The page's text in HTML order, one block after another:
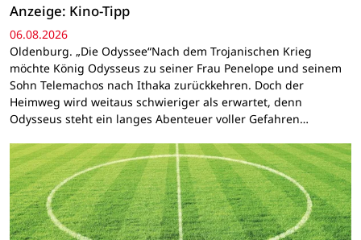
Anzeige: Kino-Tipp
06.08.2026
Oldenburg. „Die Odyssee“Nach dem Trojanischen Krieg
möchte König Odysseus zu seiner Frau Penelope und seinem
Sohn Telemachos nach Ithaka zurückkehren. Doch der
Heimweg wird weitaus schwieriger als erwartet, denn
Odysseus steht ein langes Abenteuer voller Gefahren…